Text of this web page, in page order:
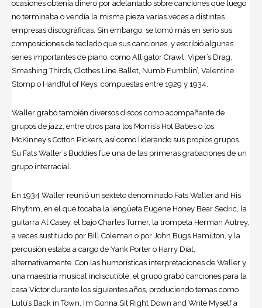
ocasiones obtenía dinero por adelantado sobre canciones que luego
no terminaba o vendía la misma pieza varias veces a distintas
empresas discográficas. Sin embargo, se tomó más en serio sus
composiciones de teclado que sus canciones, y escribió algunas
series importantes de piano, como Alligator Crawl, Viper’s Drag,
Smashing Thirds, Clothes Line Ballet, Numb Fumblin’, Valentine
Stomp o Handful of Keys, compuestas entre 1929 y 1934.
Waller grabó también diversos discos como acompañante de
grupos de jazz, entre otros para los Morris’s Hot Babes o los
McKinney’s Cotton Pickers, así como liderando sus propios grupos.
Su Fats Waller’s Buddies fue una de las primeras grabaciones de un
grupo interracial.
En 1934 Waller reunió un sexteto denominado Fats Waller and His
Rhythm, en el que tocaba la lengüeta Eugene Honey Bear Sedric, la
guitarra Al Casey, el bajo Charles Turner, la trompeta Herman Autrey,
a veces sustituido por Bill Coleman o por John Bugs Hamilton, y la
percusión estaba a cargo de Yank Porter o Harry Dial,
alternativamente. Con las humorísticas interpretaciones de Waller y
una maestría musical indiscutible, el grupo grabó canciones para la
casa Victor durante los siguientes años, produciendo temas como
Lulu’s Back in Town, I’m Gonna Sit Right Down and Write Myself a